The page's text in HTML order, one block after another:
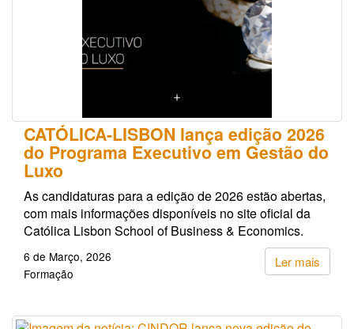
CATÓLICA-LISBON lança edição 2026
do Programa Executivo em Gestão do
Luxo
As candidaturas para a edição de 2026 estão abertas,
com mais informações disponíveis no site oficial da
Católica Lisbon School of Business & Economics.
Ler mais
6 de Março, 2026
Formação